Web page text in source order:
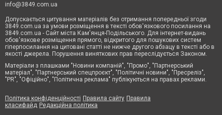
info@3849.com.ua
Допускається цитування матеріалів без отримання попередньої згоди
3849.com.ua за умови розміщення в тексті обов'язкового посилання на
3849.com.ua - Сайт міста Кам'янця-Подільського. Для інтернет-видань
обов'язкове розміщення прямого, відкритого для пошукових систем
гіперпосилання на цитовані статті не нижче другого абзацу в тексті або в
якості джерела. Порушення виняткових прав переслідується Законом.
Матеріали з плашками "Новини компаній", "Промо", "Партнерський
матеріал", "Партнерський спецпроєкт", "Політичні новини", "Пресреліз",
"PR", "Офіційно", "Політична реклама" публікуються на правах реклами.
Політика конфіденційності Правила сайту Правила
класифайд Редакційна політика